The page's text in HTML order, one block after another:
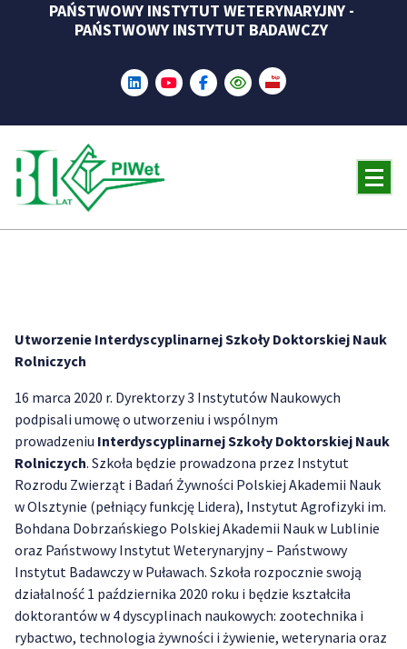
PAŃSTWOWY INSTYTUT WETERYNARYJNY -
PAŃSTWOWY INSTYTUT BADAWCZY
Utworzenie Interdyscyplinarnej Szkoły Doktorskiej Nauk
Rolniczych
16 marca 2020 r. Dyrektorzy 3 Instytutów Naukowych
podpisali umowę o utworzeniu i wspólnym
prowadzeniu Interdyscyplinarnej Szkoły Doktorskiej Nauk
Rolniczych. Szkoła będzie prowadzona przez Instytut
Rozrodu Zwierząt i Badań Żywności Polskiej Akademii Nauk
w Olsztynie (pełniący funkcję Lidera), Instytut Agrofizyki im.
Bohdana Dobrzańskiego Polskiej Akademii Nauk w Lublinie
oraz Państwowy Instytut Weterynaryjny – Państwowy
Instytut Badawczy w Puławach. Szkoła rozpocznie swoją
działalność 1 października 2020 roku i będzie kształciła
doktorantów w 4 dyscyplinach naukowych: zootechnika i
rybactwo, technologia żywności i żywienie, weterynaria oraz